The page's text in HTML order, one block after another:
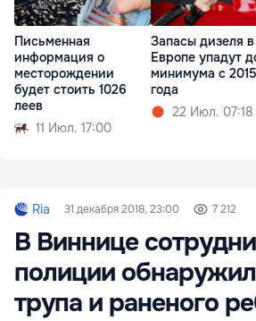
Письменная
информация о
месторождении
будет стоить 1026
леев
11 Июл. 17:00
Запасы дизеля в
Европе упадут
минимума с 2015
года
22 Июл. 07:18
Ria 31 декабря 2018, 23:00 7 212
В Виннице
полиции
трупа и раненого